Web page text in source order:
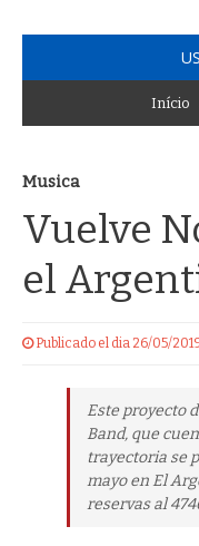
Início
Musica
Vuelve
el
Publicado el dia 26/05/
Este proyecto
Band, que
trayectoria se
mayo en El
reservas al